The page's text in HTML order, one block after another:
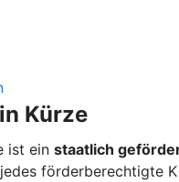
Kürze
ist ein staatlich
förderberechtigte